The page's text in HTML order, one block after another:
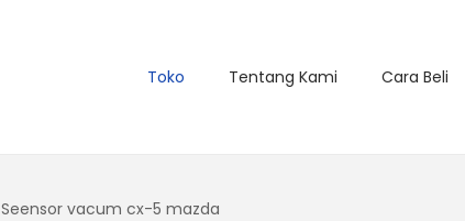
Toko Tentang Kami Cara Beli
Seensor vacum cx-5 mazda